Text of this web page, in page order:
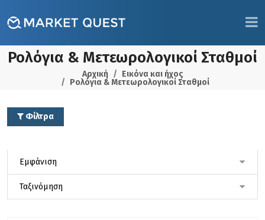
Ρολόγια & Μετεωρολογικοί Σταθμοί
Αρχική
Εικόνα και ήχος
Ρολόγια & Μετεωρολογικοί Σταθμοί
Φίλτρα